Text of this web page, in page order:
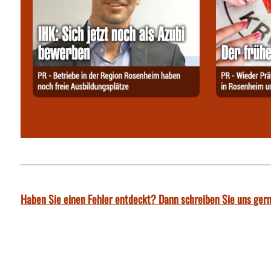
Haben Sie einen Fehler entdeckt? Dann schreiben Sie uns